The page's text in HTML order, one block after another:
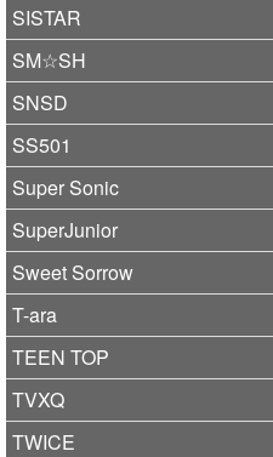
SISTAR
SM☆SH
SNSD
SS501
Super Sonic
SuperJunior
Sweet Sorrow
T-ara
TEEN TOP
TVXQ
TWICE